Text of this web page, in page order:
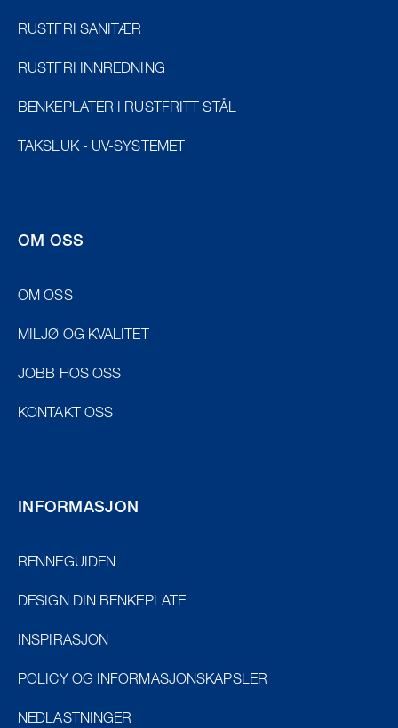
RUSTFRI SANITÆR
RUSTFRI INNREDNING
BENKEPLATER I RUSTFRITT STÅL
TAKSLUK - UV-SYSTEMET
OM OSS
OM OSS
MILJØ OG KVALITET
JOBB HOS OSS
KONTAKT OSS
INFORMASJON
RENNEGUIDEN
DESIGN DIN BENKEPLATE
INSPIRASJON
POLICY OG INFORMASJONSKAPSLER
NEDLASTNINGER